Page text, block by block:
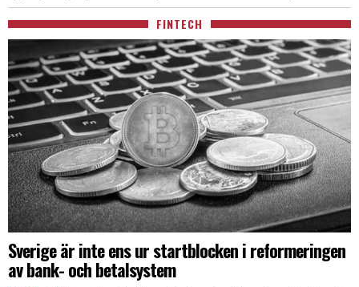
FINTECH
Sverige är inte ens ur startblocken i reformeringen
av bank- och betalsystem